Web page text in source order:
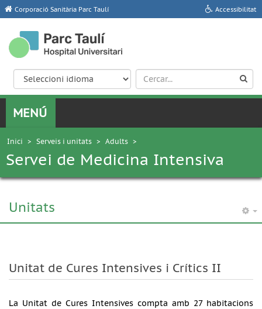
Corporació Sanitària Parc Taulí Accessibilitat
Inici > Serveis i unitats > Adults >
Servei de Medicina Intensiva
Unitats
Unitat de Cures Intensives i Crítics II
La Unitat de Cures Intensives compta amb 27 habitacions